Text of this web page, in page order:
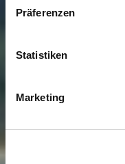
Präferenzen
Statistiken
Marketing